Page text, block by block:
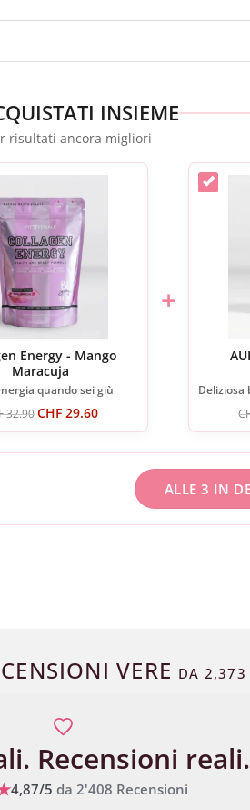
INSIEME
risultati ancora migliori
Energy - Mango
Maracuja
quando sei giù
32.90 CHF 29.60
+
ALLE 3 IN
VERE DA 2,373
Recensioni reali.
4,87/5 da 2'408 Recensioni